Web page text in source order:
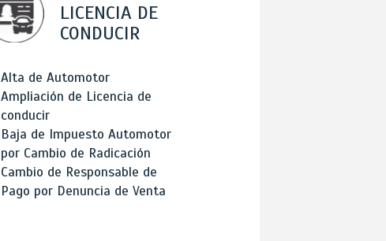
LICENCIA DE
CONDUCIR
Alta de Automotor
Ampliación de Licencia de
conducir
Baja de Impuesto Automotor
por Cambio de Radicación
Cambio de Responsable de
Pago por Denuncia de Venta